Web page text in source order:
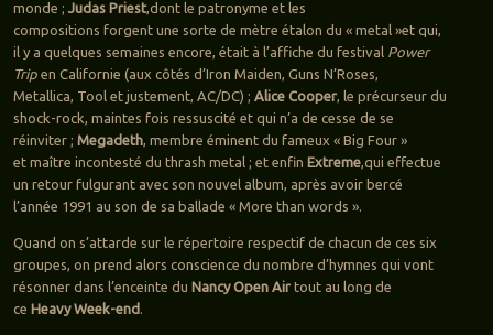
monde ; Judas Priest,dont le patronyme et les
compositions forgent une sorte de mètre étalon du « metal »et qui,
il y a quelques semaines encore, était à l’affiche du festival Power
Tripen Californie (aux côtés d’Iron Maiden, Guns N’Roses,
Metallica, Tool et justement, AC/DC) ; Alice Cooper, le précurseur du
shock-rock, maintes fois ressuscité et qui n’a de cesse de se
réinviter ; Megadeth, membre éminent du fameux « Big Four »
et maître incontesté du thrash metal ; et enfin Extreme,qui effectue
un retour fulgurant avec son nouvel album, après avoir bercé
l’année 1991 au son de sa ballade « More than words ».
Quand on s’attarde sur le répertoire respectif de chacun de ces six
groupes, on prend alors conscience du nombre d’hymnes qui vont
résonner dans l’enceinte du Nancy Open Airtout au long de
ce Heavy Week-end .